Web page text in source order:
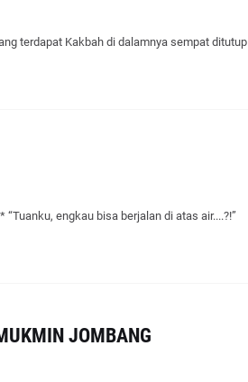
terdapat Kakbah di dalamnya sempat ditutup
“Tuanku, engkau bisa berjalan di atas air....?!”
JOMBANG